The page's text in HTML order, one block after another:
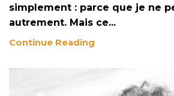
simplement : parce que je ne
autrement. Mais ce...
Continue Reading